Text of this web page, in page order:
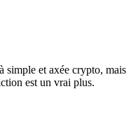
simple et axée crypto, mais
est un vrai plus.